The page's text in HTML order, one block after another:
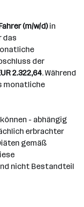
(m/w/d)in
das
der
2.322,64. Während
monatliche
- abhängig
erbrachter
gemäß
nicht Bestandteil